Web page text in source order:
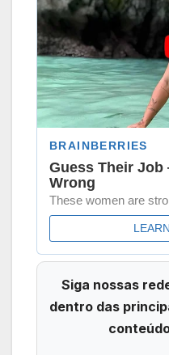
Siga nossas
dentro das